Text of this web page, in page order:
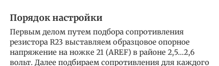
Порядок настройки
Первым делом путем подбора сопротивления
резистора R23 выставляем образцовое опорное
напряжение на ножке 21 (AREF) в районе 2,5…2,6
вольт. Далее подбираем сопротивления для каждого